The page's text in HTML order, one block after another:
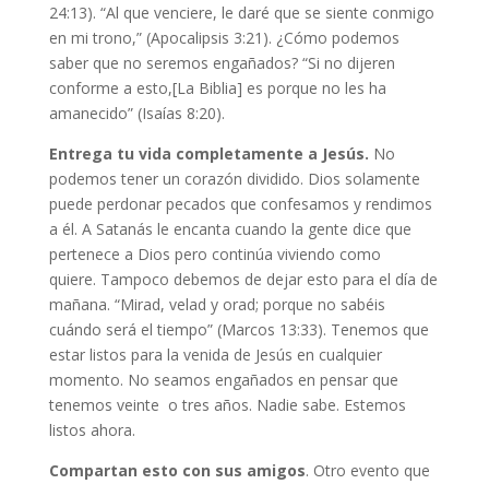
24:13). “Al que venciere, le daré que se siente conmigo
en mi trono,” (Apocalipsis 3:21). ¿Cómo podemos
saber que no seremos engañados? “Si no dijeren
conforme a esto,[La Biblia] es porque no les ha
amanecido” (Isaías 8:20).
Entrega tu vida completamente a Jesús. No
podemos tener un corazón dividido. Dios solamente
puede perdonar pecados que confesamos y rendimos
a él. A Satanás le encanta cuando la gente dice que
pertenece a Dios pero continúa viviendo como
quiere. Tampoco debemos de dejar esto para el día de
mañana. “Mirad, velad y orad; porque no sabéis
cuándo será el tiempo” (Marcos 13:33). Tenemos que
estar listos para la venida de Jesús en cualquier
momento. No seamos engañados en pensar que
tenemos veinte o tres años. Nadie sabe. Estemos
listos ahora.
Compartan esto con sus amigos. Otro evento que